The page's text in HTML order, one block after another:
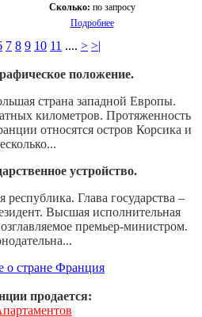
Сколько: по запросу
Подробнее
7 8 9 10 11 .... > >|
положение.
страна западной Европы.
километров. Протяженность
относятся остров Корсика и
устройство.
Глава государства –
Высшая исполнительная
премьер-министром.
о стране Франция
продается: